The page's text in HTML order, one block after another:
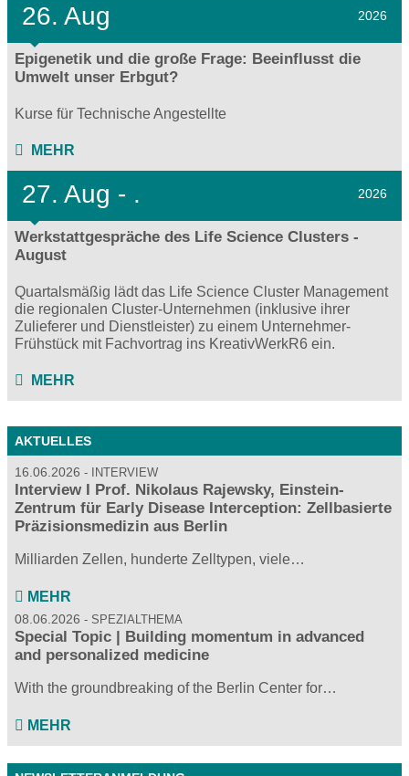
26. Aug 2026
Epigenetik und die große Frage: Beeinflusst die
Umwelt unser Erbgut?
Kurse für Technische Angestellte
MEHR
27. Aug - . 2026
Werkstattgespräche des Life Science Clusters -
August
Quartalsmäßig lädt das Life Science Cluster Management
die regionalen Cluster-Unternehmen (inklusive ihrer
Zulieferer und Dienstleister) zu einem Unternehmer-
Frühstück mit Fachvortrag ins KreativWerkR6 ein.
MEHR
AKTUELLES
16.06.2026 INTERVIEW
Interview I Prof. Nikolaus Rajewsky, Einstein-
Zentrum für Early Disease Interception: Zellbasierte
Präzisionsmedizin aus Berlin
Milliarden Zellen, hunderte Zelltypen, viele…
MEHR
08.06.2026 SPEZIALTHEMA
Special Topic | Building momentum in advanced
and personalized medicine
With the groundbreaking of the Berlin Center for…
MEHR